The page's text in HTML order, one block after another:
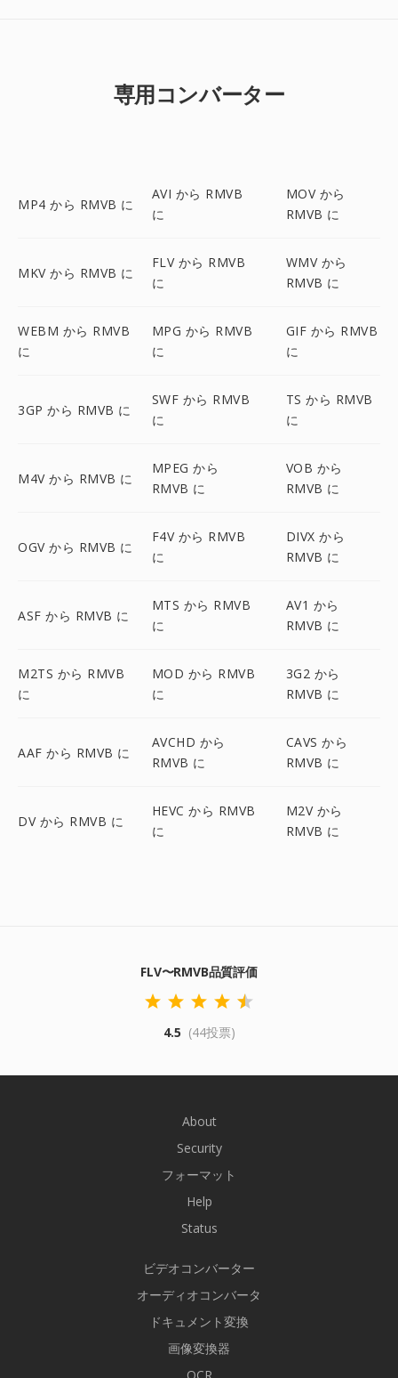
専用コンバーター
MP4 から RMVB に
AVI から RMVB
に
MOV から
RMVB に
MKV から RMVB に
FLV から RMVB
に
WMV から
RMVB に
WEBM から RMVB
に
MPG から RMVB
に
GIF から RMVB
に
3GP から RMVB に
SWF から RMVB
に
TS から RMVB
に
M4V から RMVB に
MPEG から
RMVB に
VOB から
RMVB に
OGV から RMVB に
F4V から RMVB
に
DIVX から
RMVB に
ASF から RMVB に
MTS から RMVB
に
AV1 から
RMVB に
M2TS から RMVB
に
MOD から RMVB
に
3G2 から
RMVB に
AAF から RMVB に
AVCHD から
RMVB に
CAVS から
RMVB に
DV から RMVB に
HEVC から RMVB
に
M2V から
RMVB に
FLV〜RMVB品質評価
4.5 (44投票)
About
Security
フォーマット
Help
Status
ビデオコンバーター
オーディオコンバータ
ドキュメント変換
画像変換器